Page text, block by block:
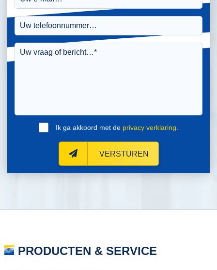
Ik ga akkoord met de privacy verklaring
VERSTUREN
PRODUCTEN & SERVICE